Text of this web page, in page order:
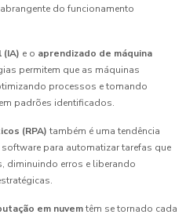
do funcionamento
e o aprendizado de máquina
permitem que as máquinas
processos e tomando
padrões identificados.
(RPA) também é uma tendência
software para automatizar tarefas que
diminuindo erros e liberando
em nuvemtêm se tornado cada